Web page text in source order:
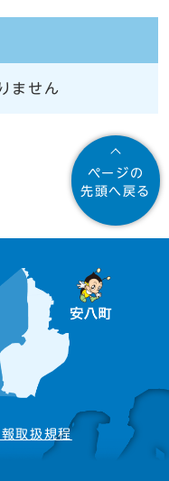
ません
ページの
先頭へ戻る
取扱規程